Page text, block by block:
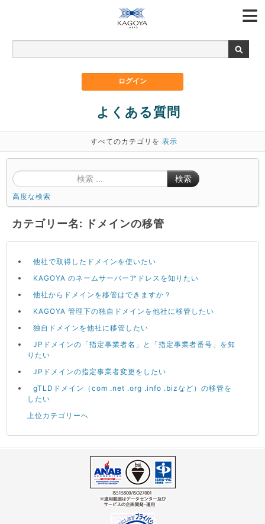
よくある質問
すべてのカテゴリを 表示
検索
高度な検索
カテゴリー名: ドメインの移管
他社で取得したドメインを使いたい
KAGOYA のネームサーバーアドレスを知りたい
他社からドメインを移管はできますか？
KAGOYA 管理下の独自ドメインを他社に移管したい
独自ドメインを他社に移管したい
JPドメインの「指定事業者名」と「指定事業者番号」を知
りたい
JPドメインの指定事業者変更をしたい
gTLDドメイン（com .net .org .info .bizなど）の移管を
したい
上位カテゴリーへ